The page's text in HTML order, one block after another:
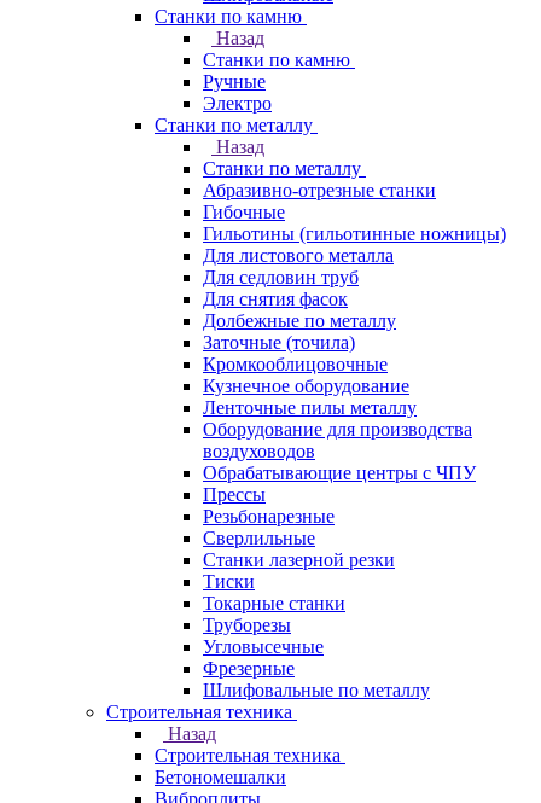
Станки по камню
Назад
Станки по камню
Ручные
Электро
Станки по металлу
Назад
Станки по металлу
Абразивно-отрезные станки
Гибочные
Гильотины (гильотинные ножницы)
Для листового металла
Для седловин труб
Для снятия фасок
Долбежные по металлу
Заточные (точила)
Кромкооблицовочные
Кузнечное оборудование
Ленточные пилы металлу
Оборудование для производства
воздуховодов
Обрабатывающие центры с ЧПУ
Прессы
Резьбонарезные
Сверлильные
Станки лазерной резки
Тиски
Токарные станки
Труборезы
Угловысечные
Фрезерные
Шлифовальные по металлу
Строительная техника
Назад
Строительная техника
Бетономешалки
Виброплиты